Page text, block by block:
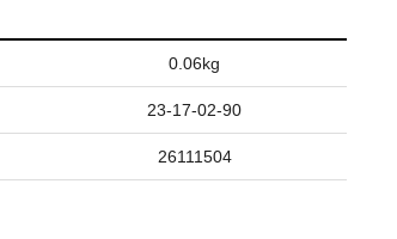
0.06kg
23-17-02-90
26111504